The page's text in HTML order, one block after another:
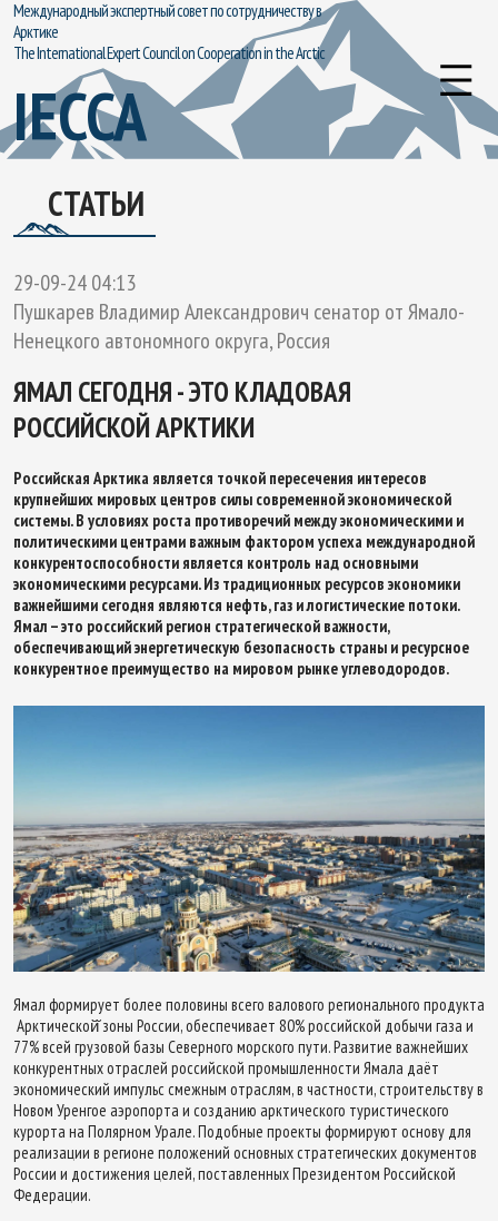
Международный экспертный совет по сотрудничеству в
Арктике
The International Expert Council on Cooperation in the Arctic
IECCA
СТАТЬИ
29-09-24 04:13
Пушкарев Владимир Александрович сенатор от Ямало-
Ненецкого автономного округа, Россия
ЯМАЛ СЕГОДНЯ - ЭТО КЛАДОВАЯ
РОССИЙСКОЙ АРКТИКИ
Российская Арктика является точкой пересечения интересов
крупнейших мировых центров силы современной экономической
системы. В условиях роста противоречий между экономическими и
политическими центрами важным фактором успеха международной
конкурентоспособности является контроль над основными
экономическими ресурсами. Из традиционных ресурсов экономики
важнейшими сегодня являются нефть, газ и логистические потоки.
Ямал – это российский регион стратегической важности,
обеспечивающий энергетическую безопасность страны и ресурсное
конкурентное преимущество на мировом рынке углеводородов.
Ямал формирует более половины всего валового регионального продукта
Арктической̆ зоны России, обеспечивает 80% российской добычи газа и
77% всей грузовой базы Северного морского пути. Развитие важнейших
конкурентных отраслей российской промышленности Ямала даёт
экономический импульс смежным отраслям, в частности, строительству в
Новом Уренгое аэропорта и созданию арктического туристического
курорта на Полярном Урале. Подобные проекты формируют основу для
реализации в регионе положений основных стратегических документов
России и достижения целей, поставленных Президентом Российской
Федерации.